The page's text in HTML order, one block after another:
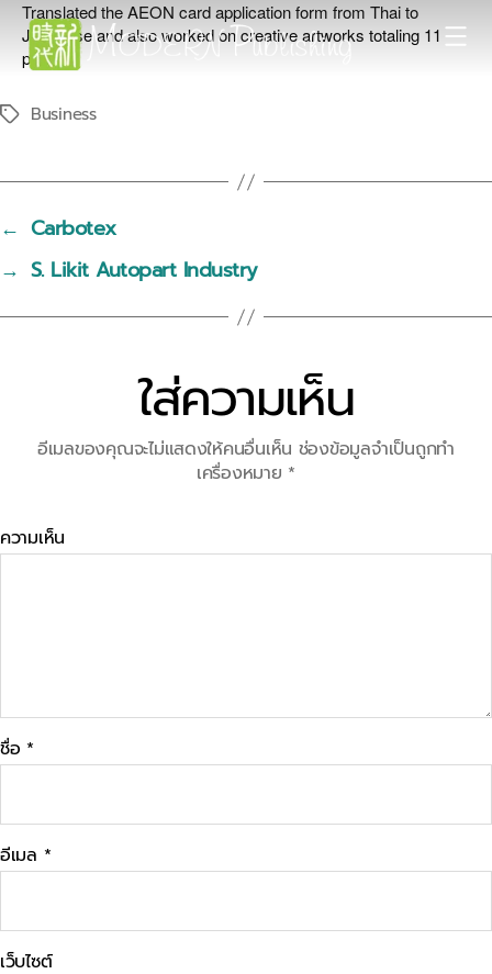
Publishing
Translated the AEON card application form from Thai to
Japanese and also worked on creative artworks totaling 11
pages.
TagsBusiness
← Carbotex
→ S. Likit Autopart Industry
ใส่ความเห็น
อีเมลของคุณจะไม่แสดงให้คนอื่นเห็น ช่องข้อมูลจำเป็นถูกทำ
เครื่องหมาย *
ความเห็น
ชื่อ *
อีเมล *
เว็บไซต์